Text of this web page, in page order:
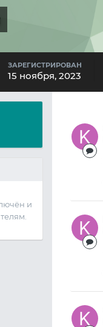
ЗАРЕГИСТРИРОВАН
15 ноября, 2023
и